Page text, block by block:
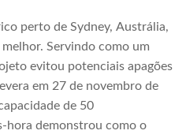
perto de Sydney, Austrália,
Servindo como um
evitou potenciais apagões
em 27 de novembro de
de 50
hora demonstrou como o